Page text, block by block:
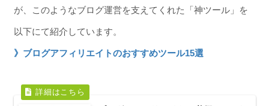
が、このようなブログ運営を支えてくれた「神ツール」を
以下にて紹介しています。
》ブログアフィリエイトのおすすめツール15選